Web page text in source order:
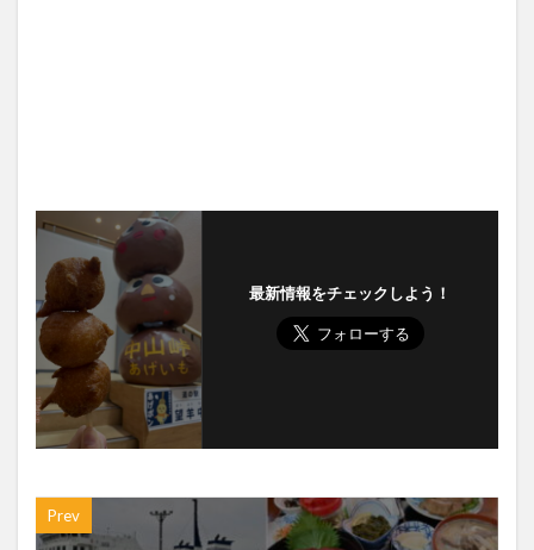
最新情報をチェックしよう！
Prev